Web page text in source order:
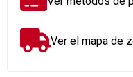
Ver el mapa de